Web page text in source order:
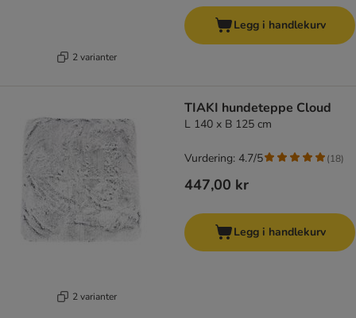
2 varianter
Legg i handlekurv
2 varianter
TIAKI hundeteppe Cloud
L 140 x B 125 cm
447,00 kr
Vurdering: 4.7/5 (18)
Legg i handlekurv